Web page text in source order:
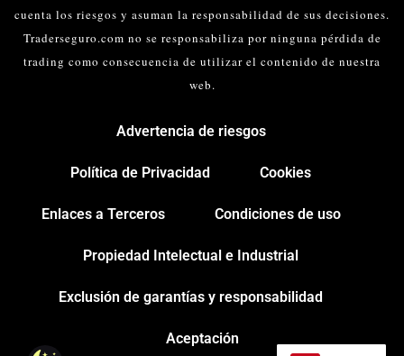
cuenta los riesgos y asuman la responsabilidad de sus decisiones.
Traderseguro.com no se responsabiliza por ninguna pérdida de
trading como consecuencia de utilizar el contenido de nuestra
web.
Advertencia de riesgos
Política de Privacidad Cookies
Enlaces a Terceros Condiciones de uso
Propiedad Intelectual e Industrial
Exclusión de garantías y responsabilidad
Aceptación